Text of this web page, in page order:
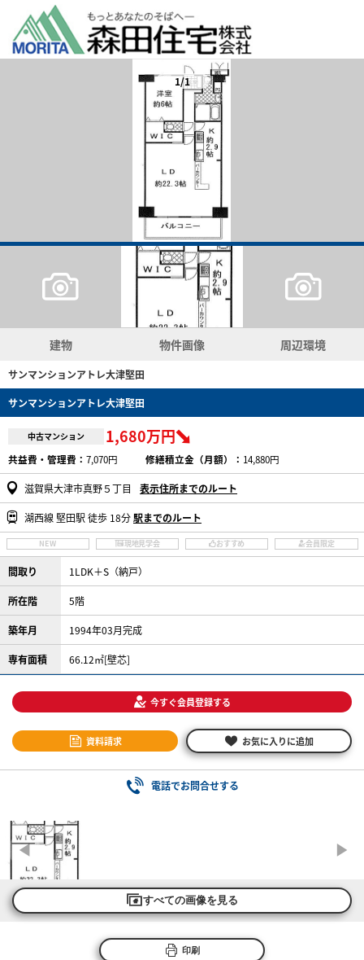
1/1
建物 物件画像 周辺環境
サンマンションアトレ大津堅田
サンマンションアトレ大津堅田
中古マンション 1,680万円
共益費・管理費： 7,070円 修繕積立金（月額）： 14,880円
滋賀県大津市真野５丁目 表示住所までのルート
湖西線 堅田駅 徒歩 18分駅までのルート
NEW 現地見学会 おすすめ 会員限定
間取り 1LDK＋S（納戸）
所在階 5階
築年月 1994年03月完成
専有面積 66.12㎡[壁芯]
今すぐ会員登録する
資料請求 お気に入りに追加
電話でお問合せする
すべての画像を見る
印刷